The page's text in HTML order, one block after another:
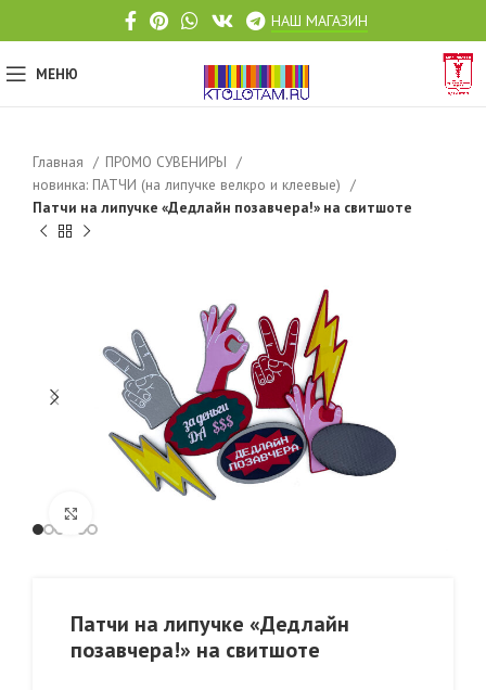
НАШ МАГАЗИН
МЕНЮ
Главная
ПРОМО СУВЕНИРЫ
новинка: ПАТЧИ (на липучке велкро и клеевые)
Патчи на липучке «Дедлайн позавчера!» на свитшоте
Патчи на липучке «Дедлайн
позавчера!» на свитшоте